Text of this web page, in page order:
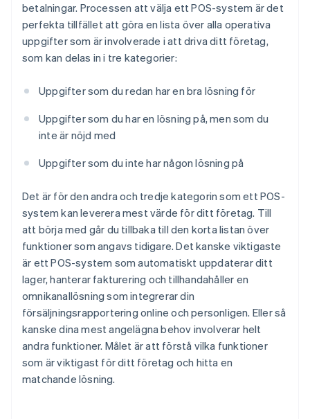
betalningar. Processen att välja ett POS-system är det
perfekta tillfället att göra en lista över alla operativa
uppgifter som är involverade i att driva ditt företag,
som kan delas in i tre kategorier:
Uppgifter som du redan har en bra lösning för
Uppgifter som du har en lösning på, men som du
inte är nöjd med
Uppgifter som du inte har någon lösning på
Det är för den andra och tredje kategorin som ett POS-
system kan leverera mest värde för ditt företag. Till
att börja med går du tillbaka till den korta listan över
funktioner som angavs tidigare. Det kanske viktigaste
är ett POS-system som automatiskt uppdaterar ditt
lager, hanterar fakturering och tillhandahåller en
omnikanallösning som integrerar din
försäljningsrapportering online och personligen. Eller så
kanske dina mest angelägna behov involverar helt
andra funktioner. Målet är att förstå vilka funktioner
som är viktigast för ditt företag och hitta en
matchande lösning.